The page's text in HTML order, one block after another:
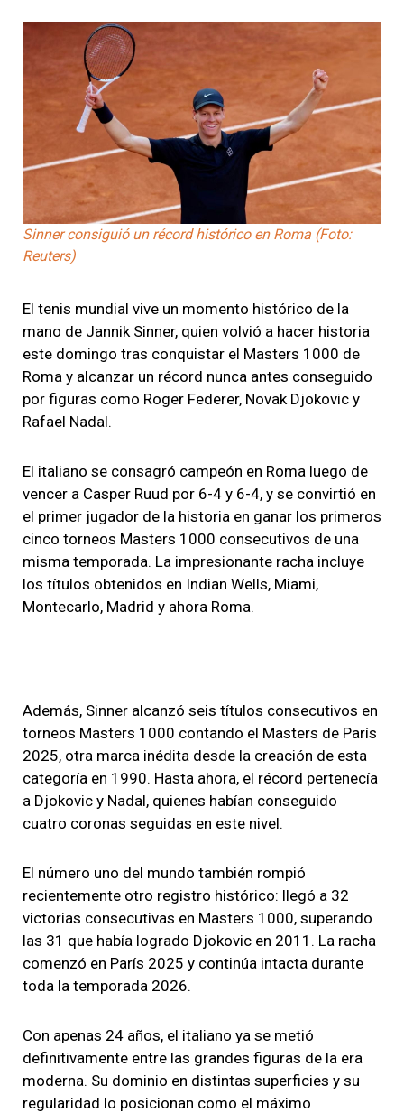
Sinner consiguió un récord histórico en Roma (Foto:
Reuters)
El tenis mundial vive un momento histórico de la
mano de Jannik Sinner, quien volvió a hacer historia
este domingo tras conquistar el Masters 1000 de
Roma y alcanzar un récord nunca antes conseguido
por figuras como Roger Federer, Novak Djokovic y
Rafael Nadal.
El italiano se consagró campeón en Roma luego de
vencer a Casper Ruud por 6-4 y 6-4, y se convirtió en
el primer jugador de la historia en ganar los primeros
cinco torneos Masters 1000 consecutivos de una
misma temporada. La impresionante racha incluye
los títulos obtenidos en Indian Wells, Miami,
Montecarlo, Madrid y ahora Roma.
Además, Sinner alcanzó seis títulos consecutivos en
torneos Masters 1000 contando el Masters de París
2025, otra marca inédita desde la creación de esta
categoría en 1990. Hasta ahora, el récord pertenecía
a Djokovic y Nadal, quienes habían conseguido
cuatro coronas seguidas en este nivel.
El número uno del mundo también rompió
recientemente otro registro histórico: llegó a 32
victorias consecutivas en Masters 1000, superando
las 31 que había logrado Djokovic en 2011. La racha
comenzó en París 2025 y continúa intacta durante
toda la temporada 2026.
Con apenas 24 años, el italiano ya se metió
definitivamente entre las grandes figuras de la era
moderna. Su dominio en distintas superficies y su
regularidad lo posicionan como el máximo